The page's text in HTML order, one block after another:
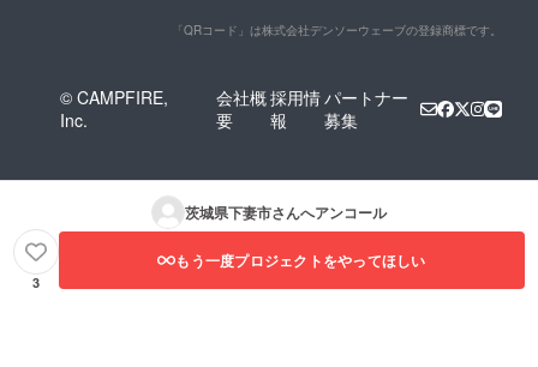
「QRコード」は株式会社デンソーウェーブの登録商標です。
© CAMPFIRE,
Inc.
会社概
要
採用情
報
パートナー
募集
茨城県下妻市さんへアンコール
3
もう一度プロジェクトをやってほしい